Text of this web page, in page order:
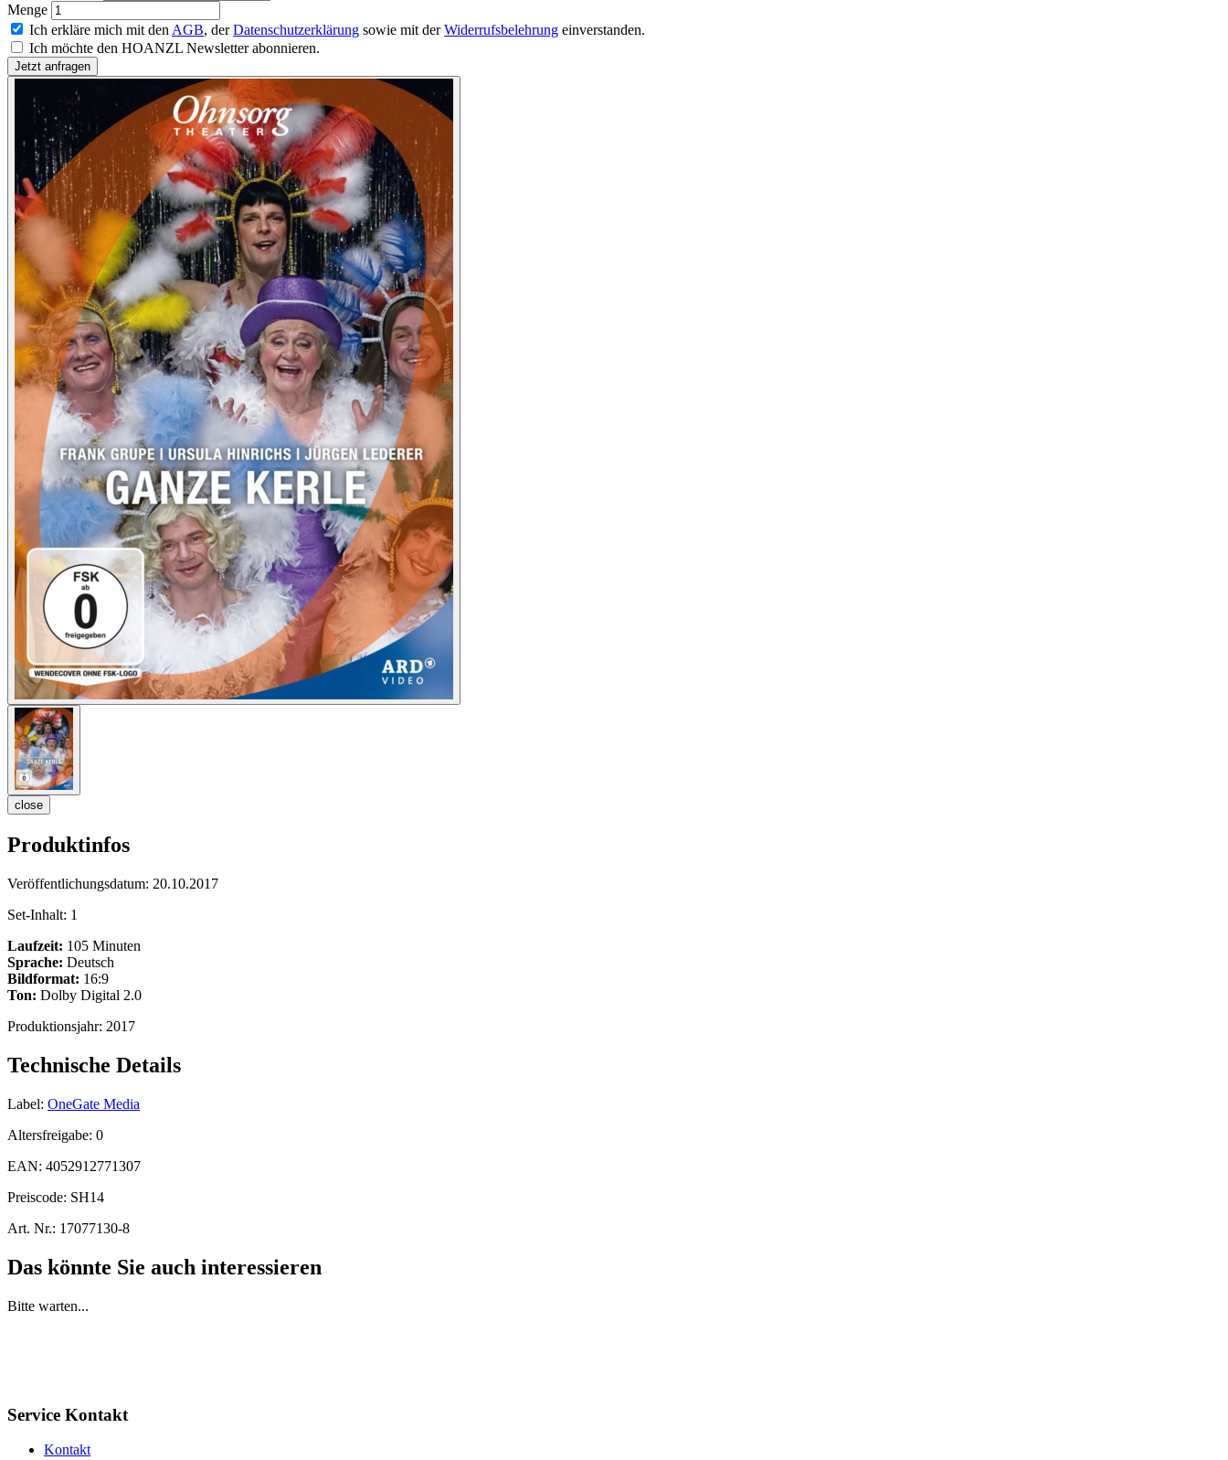
Menge
Ich erkläre mich mit den AGB, derDatenschutzerklärung sowie mit derWiderrufsbelehrung einverstanden.
Ich möchte den HOANZL Newsletter abonnieren.
close
Produktinfos
Veröffentlichungsdatum: 20.10.2017
Set-Inhalt: 1
Laufzeit: 105 Minuten
Sprache: Deutsch
Bildformat: 16:9
Ton: Dolby Digital 2.0
Produktionsjahr: 2017
Technische Details
Label: OneGate Media
Altersfreigabe: 0
EAN: 4052912771307
Preiscode: SH14
Art. Nr.: 17077130-8
Das könnte Sie auch interessieren
Bitte warten...
Service Kontakt
Kontakt